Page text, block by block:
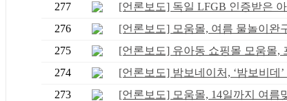
277
[언론보도] 독일 LFGB 인증받은
276
[언론보도] 모움몰, 여름 물놀이완
275
[언론보도] 유아동 쇼핑몰 모움몰,
274
[언론보도] 밤보네이처, ‘밤보비데’
273
[언론보도] 모움몰, 14일까지 여름